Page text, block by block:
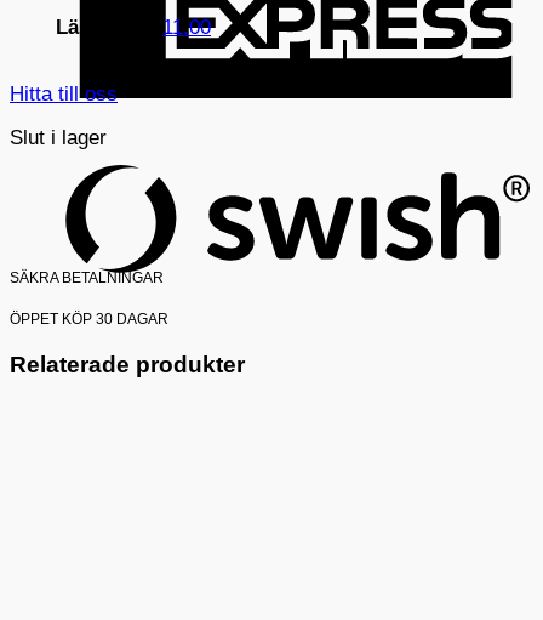
Längd 11.00
Hitta till oss
Slut i lager
SÄKRA BETALNINGAR
ÖPPET KÖP 30 DAGAR
Relaterade produkter